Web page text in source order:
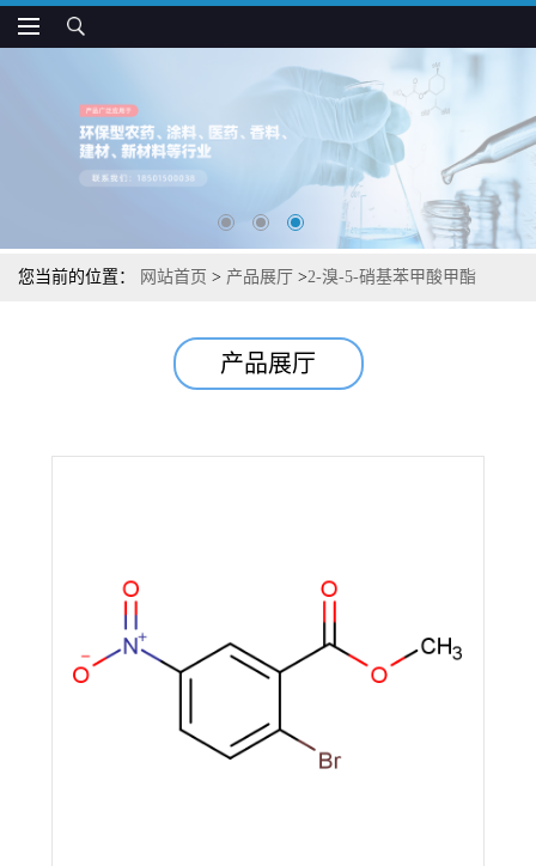
您当前的位置： 网站首页 > 产品展厅 >2-溴-5-硝基苯甲酸甲酯
产品展厅